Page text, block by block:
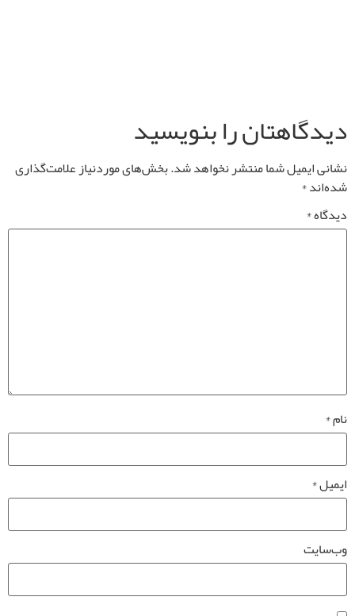
دیدگاهتان را بنویسید
نشانی ایمیل شما منتشر نخواهد شد.بخش‌های موردنیاز علامت‌گذاری
شده‌اند*
دیدگاه*
نام*
ایمیل*
وب‌سایت